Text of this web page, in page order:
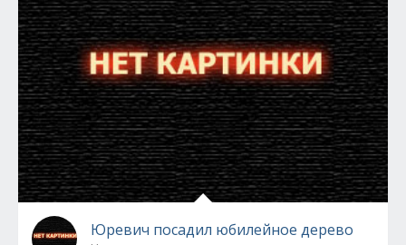
Юревич посадил юбилейное дерево